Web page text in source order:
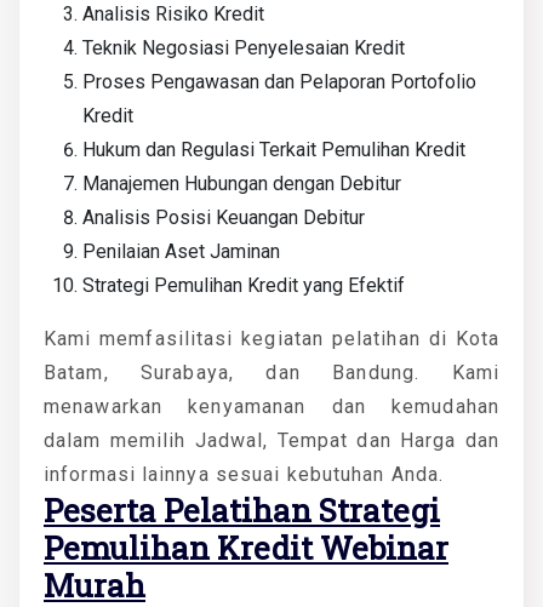
Analisis Risiko Kredit
Teknik Negosiasi Penyelesaian Kredit
Proses Pengawasan dan Pelaporan Portofolio
Kredit
Hukum dan Regulasi Terkait Pemulihan Kredit
Manajemen Hubungan dengan Debitur
Analisis Posisi Keuangan Debitur
Penilaian Aset Jaminan
Strategi Pemulihan Kredit yang Efektif
Kami memfasilitasi kegiatan pelatihan di Kota
Batam, Surabaya, dan Bandung. Kami
menawarkan kenyamanan dan kemudahan
dalam memilih Jadwal, Tempat dan Harga dan
informasi lainnya sesuai kebutuhan Anda.
Peserta Pelatihan Strategi
Pemulihan Kredit Webinar
Murah